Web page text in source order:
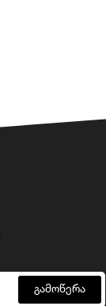
გამოწერა